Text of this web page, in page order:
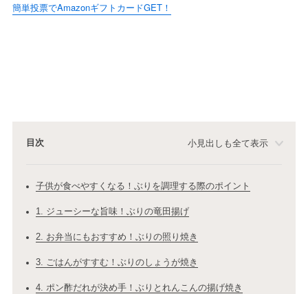
簡単投票でAmazonギフトカードGET！
目次 小見出しも全て表示
子供が食べやすくなる！ぶりを調理する際のポイント
1. ジューシーな旨味！ぶりの竜田揚げ
2. お弁当にもおすすめ！ぶりの照り焼き
3. ごはんがすすむ！ぶりのしょうが焼き
4. ポン酢だれが決め手！ぶりとれんこんの揚げ焼き